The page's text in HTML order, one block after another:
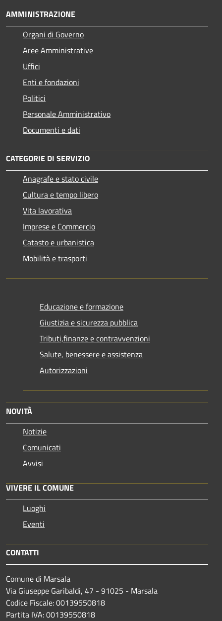
AMMINISTRAZIONE
Organi di Governo
Aree Amministrative
Uffici
Enti e fondazioni
Politici
Personale Amministrativo
Documenti e dati
CATEGORIE DI SERVIZIO
Anagrafe e stato civile
Cultura e tempo libero
Vita lavorativa
Imprese e Commercio
Catasto e urbanistica
Mobilità e trasporti
Educazione e formazione
Giustizia e sicurezza pubblica
Tributi,finanze e contravvenzioni
Salute, benessere e assistenza
Autorizzazioni
NOVITÀ
Notizie
Comunicati
Avvisi
VIVERE IL COMUNE
Luoghi
Eventi
CONTATTI
Comune di Marsala
Via Giuseppe Garibaldi, 47 - 91025 - Marsala
Codice Fiscale: 00139550818
Partita IVA: 00139550818